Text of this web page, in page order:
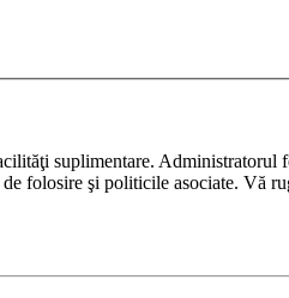
suplimentare. Administratorul
folosire şi politicile asociate. Vă